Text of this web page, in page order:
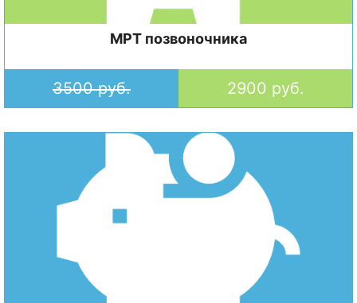
МРТ позвоночника
3500 руб. 2900 руб.